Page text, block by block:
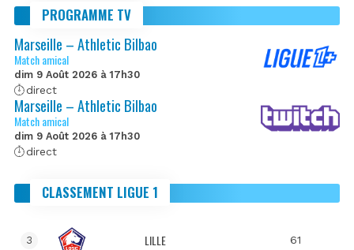
PROGRAMME TV
Marseille – Athletic Bilbao
Match amical
dim 9 Août 2026 à 17h30
direct
Marseille – Athletic Bilbao
Match amical
dim 9 Août 2026 à 17h30
direct
CLASSEMENT LIGUE 1
3 LILLE 61